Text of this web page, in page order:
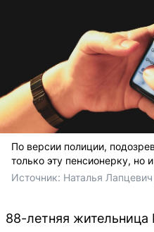
По версии полиции,
только эту пенсионерку, но
Источник: Наталья Лапцевич
88-летняя жительница